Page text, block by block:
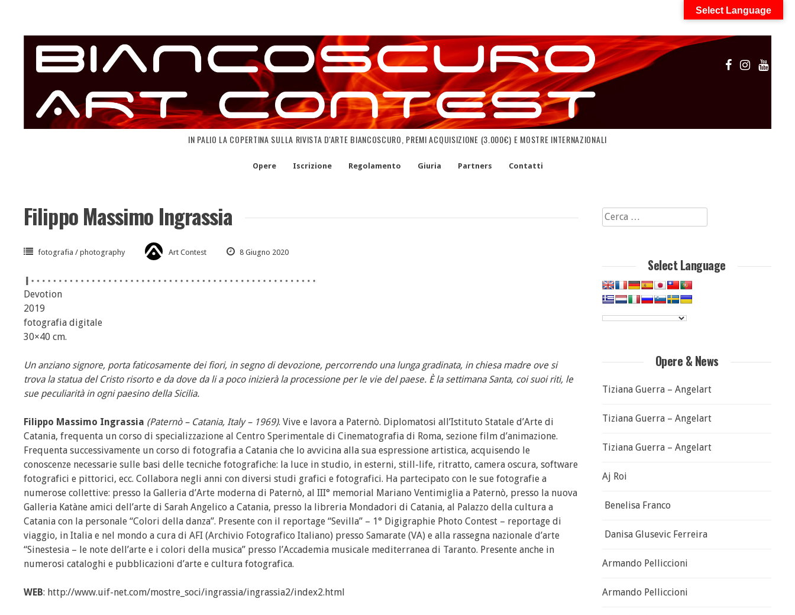
content
IN PALIO LA COPERTINA SULLA RIVISTA D'ARTE BIANCOSCURO, PREMI ACQUISIZIONE (3.000€) E MOSTRE INTERNAZIONALI
Opere Iscrizione Regolamento Giuria Partners Contatti
Filippo Massimo Ingrassia
fotografia / photography Art Contest 8 Giugno 2020
Devotion
2019
fotografia digitale
30×40 cm.
Un anziano signore, porta faticosamente dei fiori, in segno di devozione, percorrendo una lunga gradinata, in chiesa madre ove si
trova la statua del Cristo risorto e da dove da li a poco inizierà la processione per le vie del paese. È la settimana Santa, coi suoi riti, le
sue peculiarità in ogni paesino della Sicilia.
Filippo Massimo Ingrassia (Paternò – Catania, Italy – 1969). Vive e lavora a Paternò. Diplomatosi all’Istituto Statale d’Arte di
Catania, frequenta un corso di specializzazione al Centro Sperimentale di Cinematografia di Roma, sezione film d’animazione.
Frequenta successivamente un corso di fotografia a Catania che lo avvicina alla sua espressione artistica, acquisendo le
conoscenze necessarie sulle basi delle tecniche fotografiche: la luce in studio, in esterni, still-life, ritratto, camera oscura, software
fotografici e pittorici, ecc. Collabora negli anni con diversi studi grafici e fotografici. Ha partecipato con le sue fotografie a
numerose collettive: presso la Galleria d’Arte moderna di Paternò, al III° memorial Mariano Ventimiglia a Paternò, presso la nuova
Galleria Katàne amici dell’arte di Sarah Angelico a Catania, presso la libreria Mondadori di Catania, al Palazzo della cultura a
Catania con la personale “Colori della danza”. Presente con il reportage “Sevilla” – 1° Digigraphie Photo Contest – reportage di
viaggio, in Italia e nel mondo a cura di AFI (Archivio Fotografico Italiano) presso Samarate (VA) e alla rassegna nazionale d’arte
“Sinestesia – le note dell’arte e i colori della musica” presso l’Accademia musicale mediterranea di Taranto. Presente anche in
numerosi cataloghi e pubblicazioni d’arte e cultura fotografica.
WEB: http://www.uif-net.com/mostre_soci/ingrassia/ingrassia2/index2.html
Ricerca
per:
Select Language
Opere & News
Tiziana Guerra – Angelart
Tiziana Guerra – Angelart
Tiziana Guerra – Angelart
Aj Roi
Benelisa Franco
Danisa Glusevic Ferreira
Armando Pelliccioni
Armando Pelliccioni
Select Language